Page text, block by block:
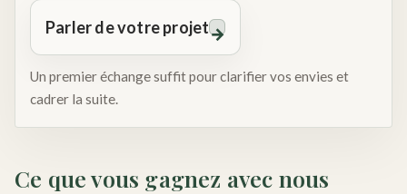
Parler de votre projet→
Un premier échange suffit pour clarifier vos envies et
cadrer la suite.
Ce que vous gagnez avec nous